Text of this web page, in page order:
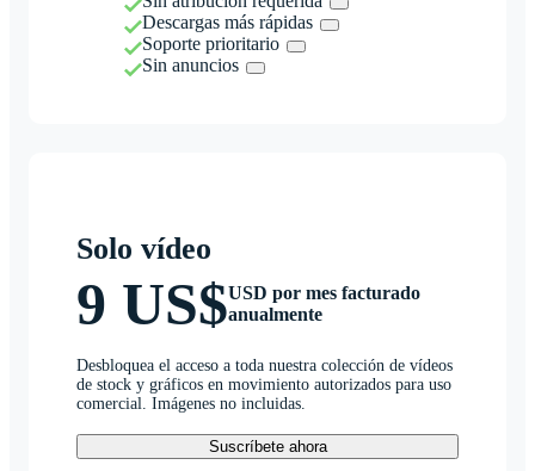
Descargas más rápidas
Soporte prioritario
Sin anuncios
Solo vídeo
9 US$USD por mes facturado
anualmente
Desbloquea el acceso a toda nuestra colección de vídeos
de stock y gráficos en movimiento autorizados para uso
comercial. Imágenes no incluidas.
Suscríbete ahora